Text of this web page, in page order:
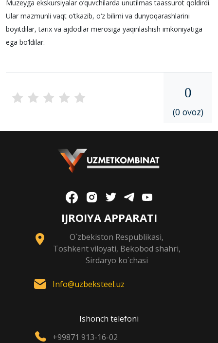
Muzeyga ekskursiyalar o‘quvchilarda unutilmas taassurot qoldirdi.
Ular mazmunli vaqt o‘tkazib, o‘z bilimi va dunyoqarashlarini
boyitdilar, tarix va ajdodlar merosiga yaqinlashish imkoniyatiga
ega bo‘ldilar.
0
(0 ovoz)
IJROIYA APPARATI
O`zbekiston Respublikasi,
Toshkent viloyati, Bekobod shahri,
Sirdaryo ko`chasi
Info@uzbeksteel.uz
Ishonch telefoni
+99871 913-16-02